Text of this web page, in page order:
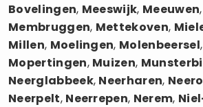
Bovelingen, Meeswijk, Meeuwen,
Membruggen, Mettekoven,
Millen, Moelingen, Molenbeersel,
Mopertingen, Muizen,
Neerglabbeek, Neerharen,
Neerpelt, Neerrepen, Nerem,